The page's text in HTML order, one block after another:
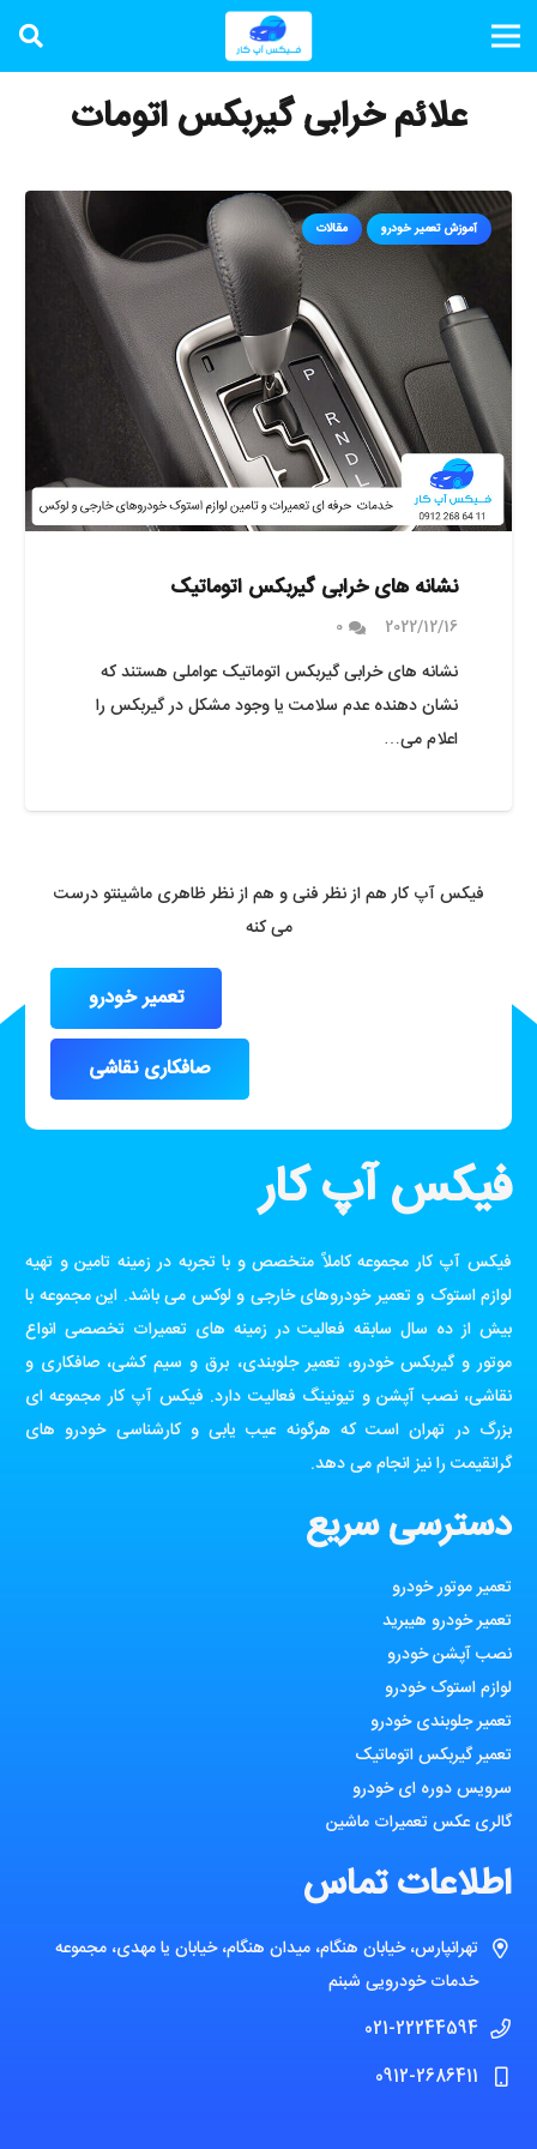
علائم خرابی گیربکس اتومات
آموزش تعمیر خودرو مقالات
نشانه های خرابی گیربکس اتوماتیک
2022/12/16
0
نشانه های خرابی گیربکس اتوماتیک عواملی هستند که
نشان دهنده عدم سلامت یا وجود مشکل در گیربکس را
اعلام می…
فیکس آپ کار هم از نظر فنی و هم از نظر ظاهری ماشینتو درست
می کنه
تعمیر خودرو
صافکاری نقاشی
فیکس آپ کار
فیکس آپ کار مجموعه کاملاً متخصص و با تجربه در زمینه تامین و تهیه
لوازم استوک و تعمیر خودروهای خارجی و لوکس می باشد. این مجموعه با
بیش از ده سال سابقه فعالیت در زمینه های تعمیرات تخصصی انواع
موتور و گیربکس خودرو، تعمیر جلوبندی، برق و سیم کشی، صافکاری و
نقاشی، نصب آپشن و تیونینگ فعالیت دارد. فیکس آپ کار مجموعه ای
بزرگ در تهران است که هرگونه عیب یابی و کارشناسی خودرو های
گرانقیمت را نیز انجام می دهد.
دسترسی سریع
تعمیر موتور خودرو
تعمیر خودرو هیبرید
نصب آپشن خودرو
لوازم استوک خودرو
تعمیر جلوبندی خودرو
تعمیر گیربکس اتوماتیک
سرویس دوره ای خودرو
گالری عکس تعمیرات ماشین
اطلاعات تماس
تهرانپارس، خیابان هنگام، میدان هنگام، خیابان یا مهدی، مجموعه
خدمات خودرویی شبنم
021-22244594
0912-2686411